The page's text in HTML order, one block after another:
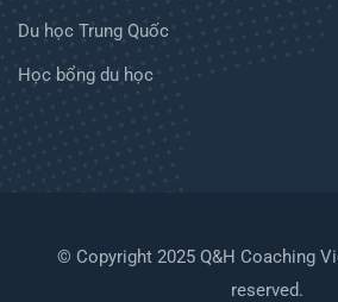
Du học Trung Quốc
Học bổng du học
© Copyright 2025 Q&H Coaching
reserved.